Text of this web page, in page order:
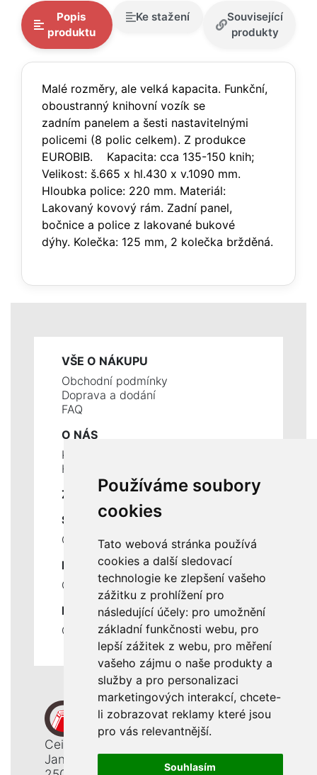
Používáme soubory
cookies
Tato webová stránka používá
cookies a další sledovací
technologie ke zlepšení vašeho
zážitku z prohlížení pro
následující účely: pro umožnění
základní funkčnosti webu, pro
lepší zážitek z webu, pro měření
vašeho zájmu o naše produkty a
služby a pro personalizaci
marketingových interakcí, chcete-
li zobrazovat reklamy které jsou
pro vás relevantnější.
Souhlasím
Popis
produktu
Ke stažení
Související
produkty
Malé rozměry, ale velká kapacita. Funkční,
oboustranný knihovní vozík se
zadním panelem a šesti nastavitelnými
policemi (8 polic celkem). Z produkce
EUROBIB. Kapacita: cca 135-150 knih;
Velikost: š.665 x hl.430 x v.1090 mm.
Hloubka police: 220 mm. Materiál:
Lakovaný kovový rám. Zadní panel,
bočnice a police z lakované bukové
dýhy. Kolečka: 125 mm, 2 kolečka bržděná.
VŠE O NÁKUPU
Obchodní podmínky
Doprava a dodání
FAQ
O NÁS
Kontakty
Historie a současnost
ZÁKLADNÍ ÚDAJE
SLUŽBY
Ceník servisních prací
DŮLEŽITÉ INFORMACE
Ochrana osobních údajů
RYCHLÉ ODKAZY
Odstoupení od smlouvy
Ceiba, s. r. o.
Jana Opletala 1265